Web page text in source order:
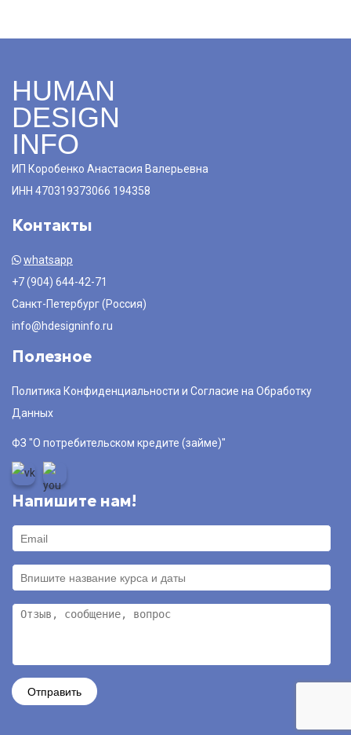
HUMAN
DESIGN
INFO
ИП Коробенко Анастасия Валерьевна
ИНН 470319373066 194358
Контакты
whatsapp
+7 (904) 644-42-71
Санкт-Петербург (Россия)
info@hdesigninfo.ru
Полезное
Политика Конфиденциальности и Согласие на Обработку
Данных
ФЗ "О потребительском кредите (займе)"
Напишите нам!